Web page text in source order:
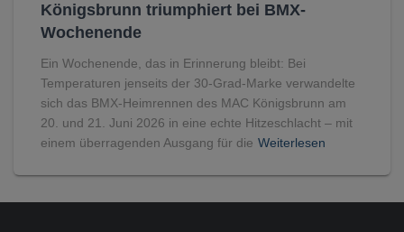
Königsbrunn triumphiert bei BMX-
Wochenende
Ein Wochenende, das in Erinnerung bleibt: Bei
Temperaturen jenseits der 30-Grad-Marke verwandelte
sich das BMX-Heimrennen des MAC Königsbrunn am
20. und 21. Juni 2026 in eine echte Hitzeschlacht – mit
einem überragenden Ausgang für die Weiterlesen